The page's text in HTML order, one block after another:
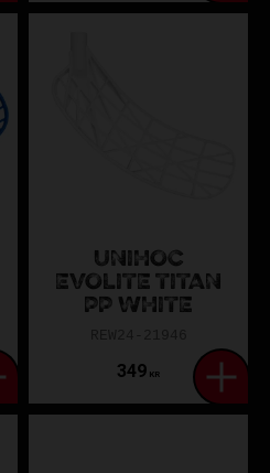
UNIHOC
EVOLITE TITAN
PP WHITE
349 KR